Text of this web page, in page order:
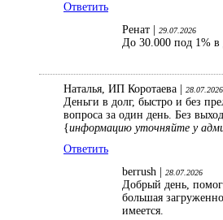
Ответить
Ренат |
29.07.2026
До 30.000 под 1%
Наталья, ИП Коротаева | 28.07.2026
Деньги в долг, быстро и без
вопроса за один день. Без
{информацию уточняйте у
Ответить
berrush |
28.07.2026
Добрый день,
большая
имеется.